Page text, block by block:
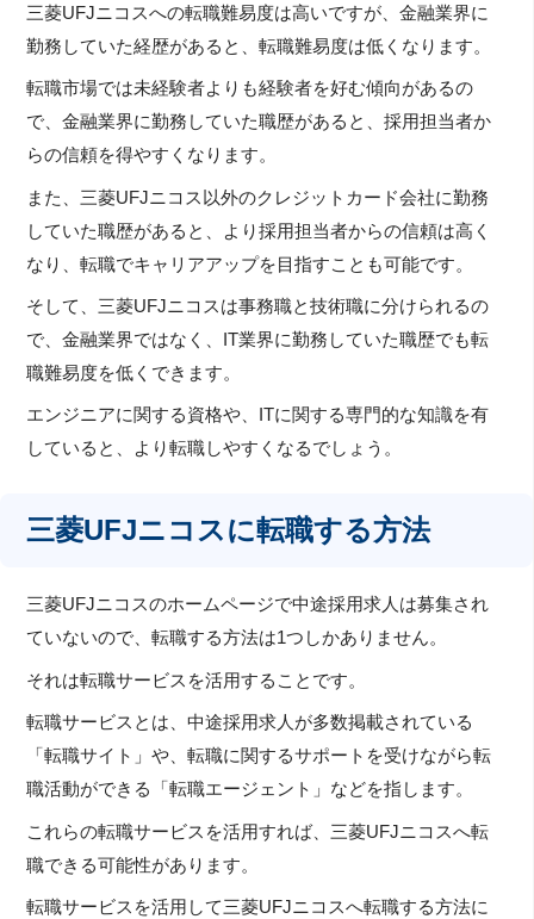
三菱UFJニコスへの転職難易度は高いですが、金融業界に
勤務していた経歴があると、転職難易度は低くなります。
転職市場では未経験者よりも経験者を好む傾向があるの
で、金融業界に勤務していた職歴があると、採用担当者か
らの信頼を得やすくなります。
また、三菱UFJニコス以外のクレジットカード会社に勤務
していた職歴があると、より採用担当者からの信頼は高く
なり、転職でキャリアアップを目指すことも可能です。
そして、三菱UFJニコスは事務職と技術職に分けられるの
で、金融業界ではなく、IT業界に勤務していた職歴でも転
職難易度を低くできます。
エンジニアに関する資格や、ITに関する専門的な知識を有
していると、より転職しやすくなるでしょう。
三菱UFJニコスに転職する方法
三菱UFJニコスのホームページで中途採用求人は募集され
ていないので、転職する方法は1つしかありません。
それは転職サービスを活用することです。
転職サービスとは、中途採用求人が多数掲載されている
「転職サイト」や、転職に関するサポートを受けながら転
職活動ができる「転職エージェント」などを指します。
これらの転職サービスを活用すれば、三菱UFJニコスへ転
職できる可能性があります。
転職サービスを活用して三菱UFJニコスへ転職する方法に